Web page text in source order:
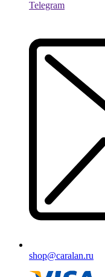
Telegram
shop@caralan.ru